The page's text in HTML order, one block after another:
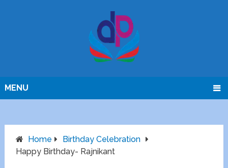
MENU
Home
Birthday Celebration
Happy Birthday- Rajnikant